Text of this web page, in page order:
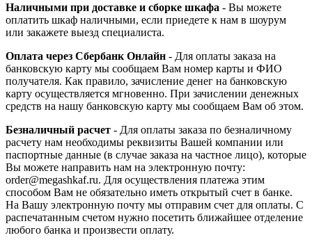
Наличными при доставке и сборке шкафа - Вы можете
оплатить шкаф наличными, если приедете к нам в шоурум
или закажете выезд специалиста.
Оплата через Сбербанк Онлайн - Для оплаты заказа на
банковскую карту мы сообщаем Вам номер карты и ФИО
получателя. Как правило, зачисление денег на банковскую
карту осуществляется мгновенно. При зачислении денежных
средств на нашу банковскую карту мы сообщаем Вам об этом.
Безналичный расчет - Для оплаты заказа по безналичному
расчету нам необходимы реквизиты Вашей компании или
паспортные данные (в случае заказа на частное лицо), которые
Вы можете направить нам на электронную почту:
order@megashkaf.ru. Для осуществления платежа этим
способом Вам не обязательно иметь открытый счет в банке.
На Вашу электронную почту мы отправим счет для оплаты. С
распечатанным счетом нужно посетить ближайшее отделение
любого банка и произвести оплату.